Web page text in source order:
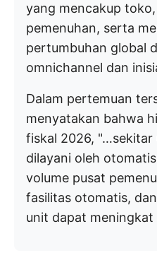
yang mencakup
pemenuhan, serta
pertumbuhan global
omnichannel dan
Dalam pertemuan
menyatakan bahwa
fiskal 2026, "…sekitar
dilayani oleh
volume pusat
fasilitas otomatis,
unit dapat meningkat